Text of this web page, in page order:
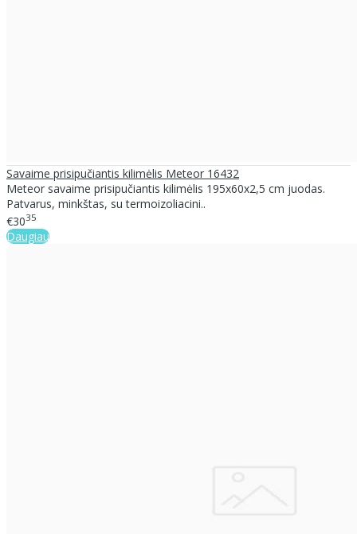
Savaime prisipučiantis kilimėlis Meteor 16432
Meteor savaime prisipučiantis kilimėlis 195x60x2,5 cm juodas.
Patvarus, minkštas, su termoizoliacini..
€3035
Daugiau